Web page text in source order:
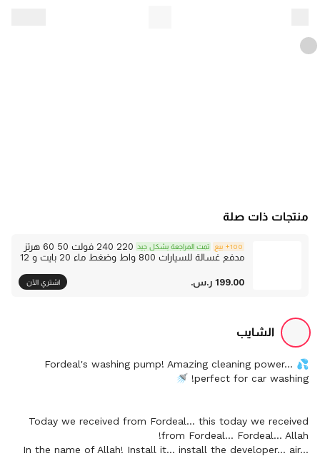
منتجات ذات صلة
100+ بيع تمت المراجعة بشكل جيد
220 240 فولت 50 60 هرتز
مدفع غسالة للسيارات 800 واط وضغط ماء 20 بايت و 12
‫199.00 ر.س.‬
اشتري الآن
الشايب
💦 Fordeal's washing pump! Amazing cleaning power...
perfect for car washing! 🚿
Today we received from Fordeal... this today we received
from Fordeal... Fordeal... Allah!
In the name of Allah! Install it... install the developer... air...